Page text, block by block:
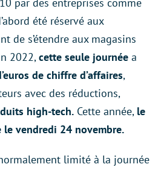
par des entreprises comme
été réservé aux
de s’étendre aux magasins
2022,cette seule journée a
de chiffre d’affaires,
avec des réductions,
high-tech. Cette année, le
le vendredi 24 novembre.
limité à la journée